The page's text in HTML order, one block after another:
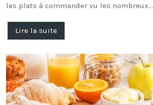
les plats à commander vu les nombreux…
Lire la suite